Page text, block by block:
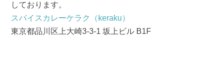
しております。
スパイスカレーケラク（keraku）
東京都品川区上大崎3-3-1 坂上ビル B1F